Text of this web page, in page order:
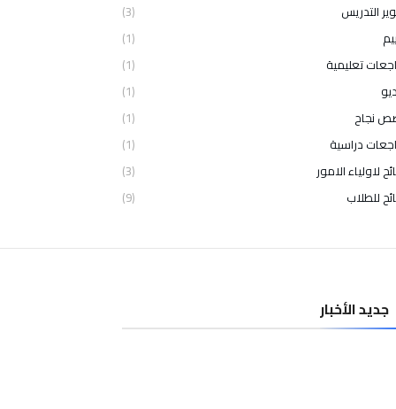
التدريس
(3)
(1)
تعليمية
(1)
(1)
نجاح
(1)
دراسية
(1)
لاولياء الامور
(3)
للطلاب
(9)
جديد الأخبار